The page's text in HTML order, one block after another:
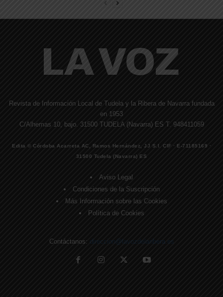
Revista de Información Local de Tudela y la Ribera de Navarra fundada
en 1953
C/Alhemas 10, bajo. 31500 TUDELA (Navarra) ES T. 948411059
Edita © Córdoba Acarreta AC, Ramos Hernández, JJ S.I. CIF · E-71185169 ·
31500 Tudela (Navarra) ES
Aviso Legal
Condiciones de la Suscripción
Más Información sobre las Cookies
Política de Cookies
Contáctanos: direccion@lavozdelaribera.es